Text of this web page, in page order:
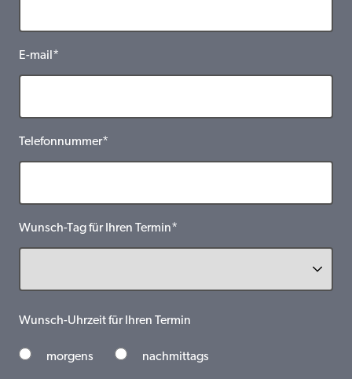
E-mail*
Telefonnummer*
Wunsch-Tag für Ihren Termin*
Wunsch-Uhrzeit für Ihren Termin
morgens nachmittags